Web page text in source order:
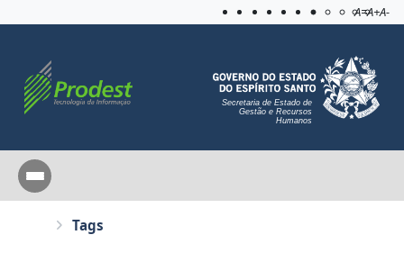
Aplicar
A=A+A-
Secretaria de Estado de
Gestão e Recursos
Humanos
Tags